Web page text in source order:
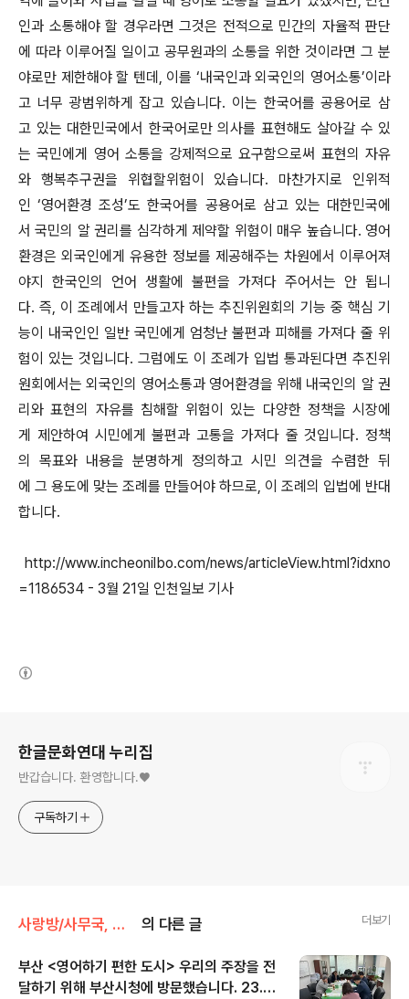
인과 소통해야 할 경우라면 그것은 전적으로 민간의 자율적 판단
에 따라 이루어질 일이고 공무원과의 소통을 위한 것이라면 그 분
야로만 제한해야 할 텐데, 이를 ‘내국인과 외국인의 영어소통’이라
고 너무 광범위하게 잡고 있습니다. 이는 한국어를 공용어로 삼
고 있는 대한민국에서 한국어로만 의사를 표현해도 살아갈 수 있
는 국민에게 영어 소통을 강제적으로 요구함으로써 표현의 자유
와 행복추구권을 위협할위험이 있습니다. 마찬가지로 인위적
인 ‘영어환경 조성’도 한국어를 공용어로 삼고 있는 대한민국에
서 국민의 알 권리를 심각하게 제약할 위험이 매우 높습니다. 영어
환경은 외국인에게 유용한 정보를 제공해주는 차원에서 이루어져
야지 한국인의 언어 생활에 불편을 가져다 주어서는 안 됩니
다. 즉, 이 조례에서 만들고자 하는 추진위원회의 기능 중 핵심 기
능이 내국인인 일반 국민에게 엄청난 불편과 피해를 가져다 줄 위
험이 있는 것입니다. 그럼에도 이 조례가 입법 통과된다면 추진위
원회에서는 외국인의 영어소통과 영어환경을 위해 내국인의 알 권
리와 표현의 자유를 침해할 위험이 있는 다양한 정책을 시장에
게 제안하여 시민에게 불편과 고통을 가져다 줄 것입니다. 정책
의 목표와 내용을 분명하게 정의하고 시민 의견을 수렴한 뒤
에 그 용도에 맞는 조례를 만들어야 하므로, 이 조례의 입법에 반대
합니다.
http://www.incheonilbo.com/news/articleView.html?idxno
=1186534 - 3월 21일 인천일보 기사
한글문화연대 누리집
반갑습니다. 환영합니다.♥
구독하기
사랑방/사무국, 운영위원 소식 의 다른 글 더보기
부산 <영어하기 편한 도시> 우리의 주장을 전
달하기 위해 부산시청에 방문했습니다. 23.0